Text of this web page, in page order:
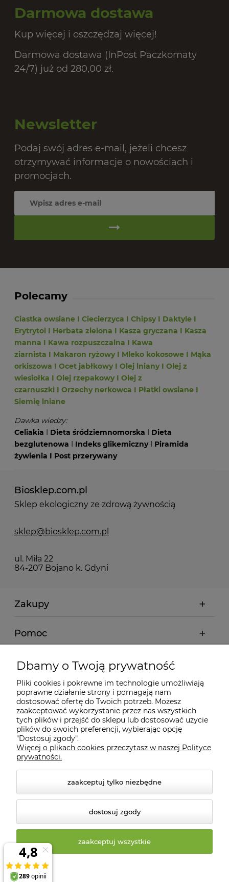
Darmowa dostawa
Kup więcej i oszczędzaj więcej!
Darmowa dostawa (InPost Paczkomaty
24/7) już od 280,00 zł.
Newsletter
Podaj swój adres e-mail, jeżeli chcesz
otrzymywać informacje o nowościach i
promocjach.
Polecamy
Ciastka owsiane I Ciecierzyca I ChipsyI Daktyle I
Erytrytol I Herbata zielona I Kasza gryczana I Kasza
manna I Kawa rozpuszczalna I Kawa
ziarnista I Makaron ryżowyI Mleko kokosowe I Mąka
orkiszowa I Ocet jabłkowyI Olej lnianyI Olej z
wiesiołka I Olej rzepakowyI Olej z
czarnuszki I Orzechy nerkowca I Płatki owsiane I
Siemię lniane
Dawka wiedzy:
Celiakia I Dieta śródziemnomorska I Dieta
bezglutenowa I Indeks glikemicznyI Piramida
żywienia I Post przerywany
Biosklep.com.pl
Sklep ekologiczny ze zdrową żywnością
sklep@biosklep.com.pl
ul. Miła 22
84-207 Bojano k. Gdyni
Zakupy
Pomoc
Moje konto
Informacje
O nas
Kontakt
© 2026 biosklep.com.pl. Wszelkie prawa zastrzeżone.
Styl graficzny ShopGadget.pl
Dbamy o Twoją prywatność
Pliki cookies i pokrewne im technologie umożliwiają
poprawne działanie strony i pomagają nam
dostosować ofertę do Twoich potrzeb. Możesz
zaakceptować wykorzystanie przez nas wszystkich
tych plików i przejść do sklepu lub dostosować użycie
plików do swoich preferencji, wybierając opcję
"Dostosuj zgody".
Więcej o plikach cookies przeczytasz w naszej Polityce
prywatności.
zaakceptuj tylko niezbędne
dostosuj zgody
zaakceptuj wszystkie